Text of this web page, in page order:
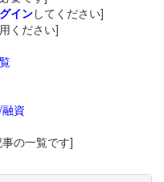
インしてください]
ください]
資
の一覧です]